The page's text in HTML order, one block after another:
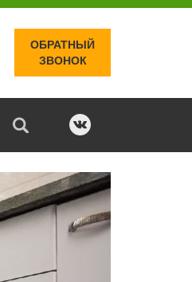
ОБРАТНЫЙ
ЗВОНОК